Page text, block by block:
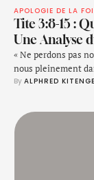
APOLOGIE DE LA
Tite 3:8-15 :
Une Analyse
« Ne perdons pas
nous pleinement
: ‘Recherchons ce
By ALPHRED KITENGE